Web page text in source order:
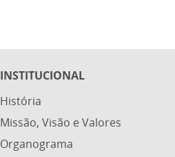
INSTITUCIONAL
História
Missão, Visão e Valores
Organograma